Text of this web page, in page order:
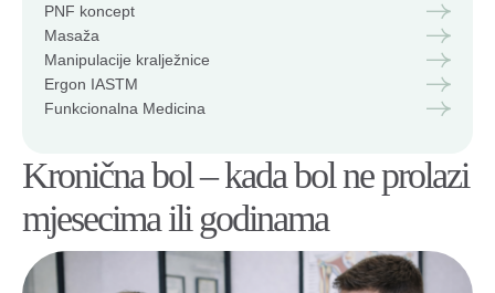
PNF koncept
Masaža
Manipulacije kralježnice
Ergon IASTM
Funkcionalna Medicina
Kronična bol – kada bol ne prolazi
mjesecima ili godinama